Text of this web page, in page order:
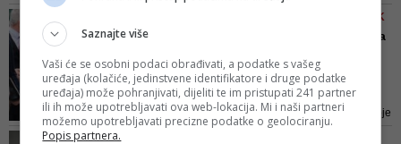
PO NALOGU TUŽILAŠTVA USK
FUP upao u Općinu Velika
pod...
U pitanju je akcija usmjerena
protiv općinskog rukovodstva koje
je osumnjičeno za zloupotrebu
Saznajte više
Vaši će se osobni podaci obrađivati, a podatke s vašeg
uređaja (kolačiće, jedinstvene identifikatore i druge podatke
uređaja) može pohranjivati, dijeliti te im pristupati 241 partner
ili ih može upotrebljavati ova web-lokacija. Mi i naši partneri
možemo upotrebljavati precizne podatke o geolociranju.
Popis partnera.